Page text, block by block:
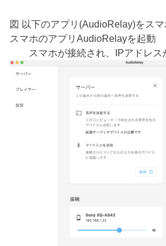
図 以下のアプリ(AudioRelay)をスマ
スマホのアプリAudioRelayを起動
スマホが接続され、IPアドレス